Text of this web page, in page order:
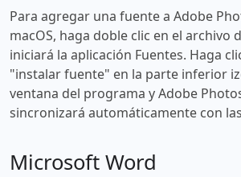
Para agregar una fuente a Adobe
macOS, haga doble clic en el archivo
iniciará la aplicación Fuentes. Haga
"instalar fuente" en la parte inferior
ventana del programa y Adobe
sincronizará automáticamente con
Microsoft Word